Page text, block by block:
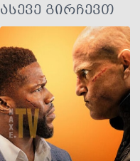
ასევე გირჩევთ